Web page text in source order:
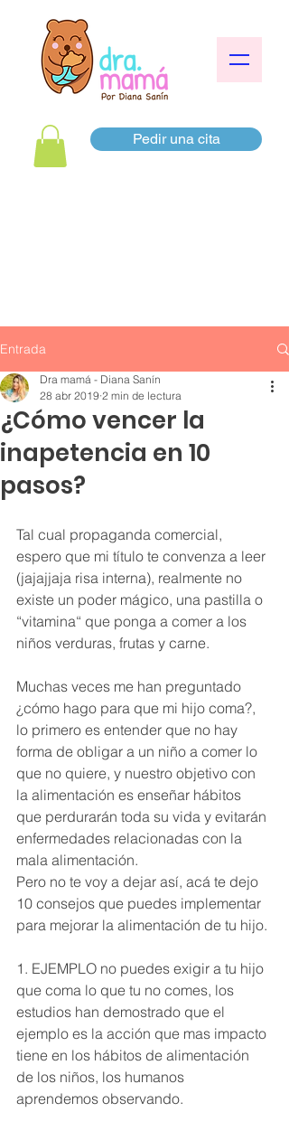
Pedir una cita
Entrada
¿Cómo vencer la
inapetencia en 10
pasos?
Dra mamá - Diana Sanín
28 abr 2019 2 min de lectura
Tal cual propaganda comercial,
espero que mi título te convenza a leer
(jajajjaja risa interna), realmente no
existe un poder mágico, una pastilla o
“vitamina“ que ponga a comer a los
niños verduras, frutas y carne.
Muchas veces me han preguntado
¿cómo hago para que mi hijo coma?,
lo primero es entender que no hay
forma de obligar a un niño a comer lo
que no quiere, y nuestro objetivo con
la alimentación es enseñar hábitos
que perdurarán toda su vida y evitarán
enfermedades relacionadas con la
mala alimentación.
Pero no te voy a dejar así, acá te dejo
10 consejos que puedes implementar
para mejorar la alimentación de tu hijo.
1. EJEMPLO no puedes exigir a tu hijo
que coma lo que tu no comes, los
estudios han demostrado que el
ejemplo es la acción que mas impacto
tiene en los hábitos de alimentación
de los niños, los humanos
aprendemos observando.